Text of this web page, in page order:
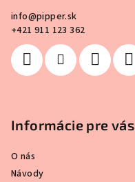
info@pipper.sk
+421 911 123 362
Informácie pre vás
O nás
Návody